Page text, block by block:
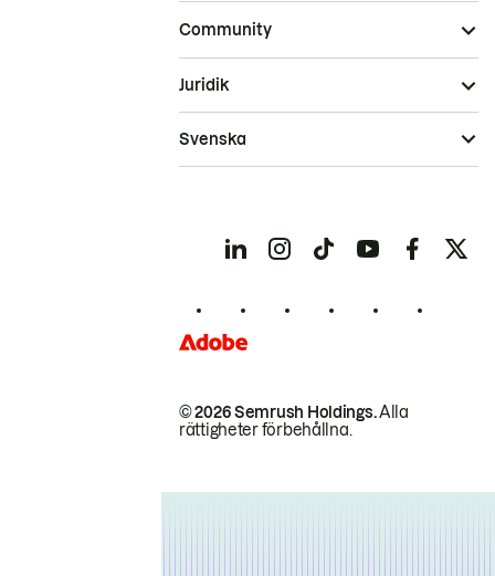
Community
© 2026 Semrush Holdings.Alla
rättigheter förbehållna.
Juridik
Svenska